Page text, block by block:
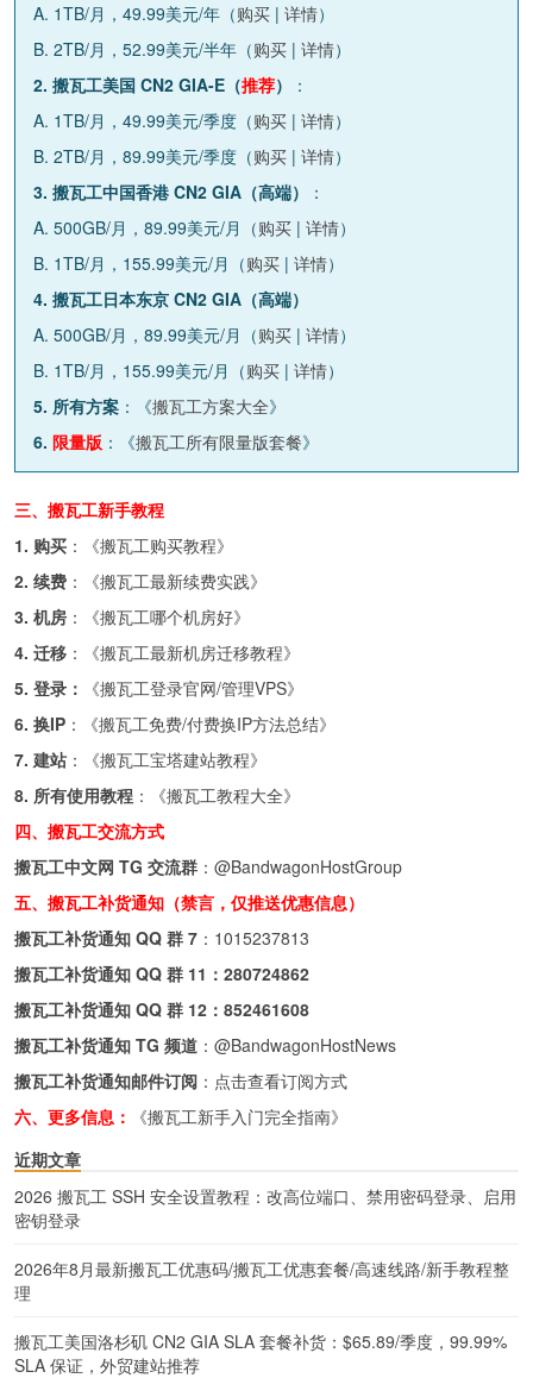
A. 1TB/月，49.99美元/年（购买 | 详情）
B. 2TB/月，52.99美元/半年（购买 | 详情）
2. 搬瓦工美国 CN2 GIA-E（推荐）
：
A. 1TB/月，49.99美元/季度（购买 | 详情）
B. 2TB/月，89.99美元/季度（购买 | 详情）
3. 搬瓦工中国香港 CN2 GIA（高端）
：
A. 500GB/月，89.99美元/月（购买 | 详情）
B. 1TB/月，155.99美元/月（购买 | 详情）
4. 搬瓦工日本东京 CN2 GIA（高端）
A. 500GB/月，89.99美元/月（购买 | 详情）
B. 1TB/月，155.99美元/月（购买 | 详情）
5. 所有方案 ：《搬瓦工方案大全》
6. 限量版 ：《搬瓦工所有限量版套餐》
三、搬瓦工新手教程
1. 购买 ：《搬瓦工购买教程》
2. 续费 ：《搬瓦工最新续费实践》
3. 机房 ：《搬瓦工哪个机房好》
4. 迁移 ：《搬瓦工最新机房迁移教程》
5. 登录：
《搬瓦工登录官网/管理VPS》
6. 换IP ：《搬瓦工免费/付费换IP方法总结》
7. 建站 ：《搬瓦工宝塔建站教程》
8. 所有使用教程 ：《搬瓦工教程大全》
四、搬瓦工交流方式
搬瓦工中文网 TG 交流群 ： @BandwagonHostGroup
五、搬瓦工补货通知（禁言，仅推送优惠信息）
搬瓦工补货通知 QQ 群 7 ： 1015237813
搬瓦工补货通知 QQ 群 11： 280724862
搬瓦工补货通知 QQ 群 12： 852461608
搬瓦工补货通知 TG 频道 ： @BandwagonHostNews
搬瓦工补货通知邮件订阅 ： 点击查看订阅方式
六、更多信息：
《搬瓦工新手入门完全指南》
近期文章
2026 搬瓦工 SSH 安全设置教程：改高位端口、禁用密码登录、启用
密钥登录
2026年8月最新搬瓦工优惠码/搬瓦工优惠套餐/高速线路/新手教程整
理
搬瓦工美国洛杉矶 CN2 GIA SLA 套餐补货：$65.89/季度，99.99%
SLA 保证，外贸建站推荐